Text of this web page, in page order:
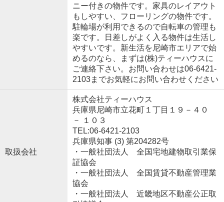
ニー付きの物件です。家具のレイアウト
もしやすい、フローリングの物件です。
駐輪場が利用できるので自転車の管理も
楽です。日差しがよく入る物件は生活し
やすいです。新生活を尼崎市エリアで始
めるのなら、まずは(株)ティーハウスに
ご連絡下さい。お問い合わせは06-6421-
2103までお気軽にお問い合わせください
取扱会社
株式会社ティーハウス
兵庫県尼崎市立花町１丁目１９－４０
－ １０３
TEL:06-6421-2103
兵庫県知事 (3) 第204282号
・一般社団法人 全国宅地建物取引業保
証協会
・一般社団法人 全国賃貸不動産管理業
協会
・一般社団法人 近畿地区不動産公正取